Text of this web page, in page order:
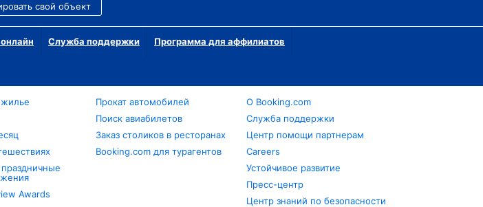
свой объект
Служба поддержки Программа для аффилиатов
Awards
Прокат автомобилей
Поиск авиабилетов
Заказ столиков в ресторанах
Booking.com для турагентов
О Booking.com
Служба поддержки
Центр помощи партнерам
Careers
Устойчивое развитие
Пресс-центр
Центр знаний по безопасности